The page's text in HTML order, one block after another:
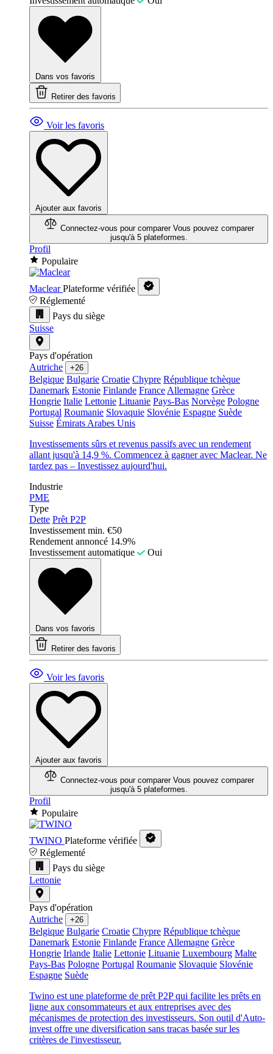
Dans vos favoris
Retirer des favoris
Voir les favoris
Ajouter aux favoris
Connectez-vous pour comparer Vous pouvez comparer
jusqu'à 5 plateformes.
Profil
Populaire
Maclear Plateforme vérifiée
Réglementé
Pays du siège
Suisse
Pays d'opération
Autriche
+26
Belgique Bulgarie Croatie Chypre République tchèque
Danemark Estonie Finlande France Allemagne Grèce
Hongrie Italie Lettonie Lituanie Pays-Bas Norvège Pologne
Portugal Roumanie Slovaquie Slovénie Espagne Suède
Suisse Émirats Arabes Unis
Investissements sûrs et revenus passifs avec un rendement
allant jusqu'à 14,9 %. Commencez à gagner avec Maclear. Ne
tardez pas – Investissez aujourd'hui.
Industrie
PME
Type
Dette Prêt P2P
Investissement min. €50
Rendement annoncé 14.9%
Investissement automatique
Oui
Dans vos favoris
Retirer des favoris
Voir les favoris
Ajouter aux favoris
Connectez-vous pour comparer Vous pouvez comparer
jusqu'à 5 plateformes.
Profil
Populaire
TWINO Plateforme vérifiée
Réglementé
Pays du siège
Lettonie
Pays d'opération
Autriche
+26
Belgique Bulgarie Croatie Chypre République tchèque
Danemark Estonie Finlande France Allemagne Grèce
Hongrie Irlande Italie Lettonie Lituanie Luxembourg Malte
Pays-Bas Pologne Portugal Roumanie Slovaquie Slovénie
Espagne Suède
Twino est une plateforme de prêt P2P qui facilite les prêts en
ligne aux consommateurs et aux entreprises avec des
mécanismes de protection des investisseurs. Son outil d'Auto-
invest offre une diversification sans tracas basée sur les
critères de l'investisseur.